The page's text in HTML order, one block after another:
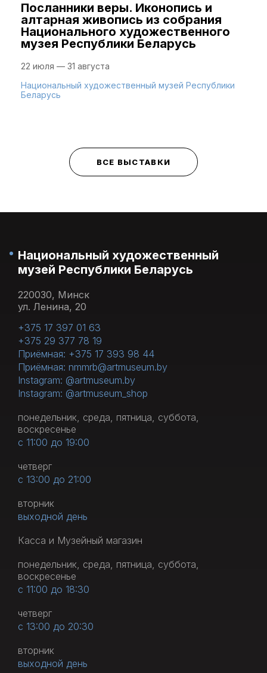
Посланники веры. Иконопись и
алтарная живопись из собрания
Национального художественного
музея Республики Беларусь
22 июля — 31 августа
Национальный художественный музей Республики
Беларусь
ВСЕ ВЫСТАВКИ
Национальный художественный
музей Республики Беларусь
220030, Минск
ул. Ленина, 20
+375 17 397 01 63
+375 29 377 78 19
Приёмная: +375 17 393 98 44
Приёмная: nmmrb@artmuseum.by
Instagram: @artmuseum.by
Instagram: @artmuseum_shop
понедельник, среда, пятница, суббота,
воскресенье
с 11:00 до 19:00
четверг
с 13:00 до 21:00
вторник
выходной день
Касса и Музейный магазин
понедельник, среда, пятница, суббота,
воскресенье
с 11:00 до 18:30
четверг
с 13:00 до 20:30
вторник
выходной день